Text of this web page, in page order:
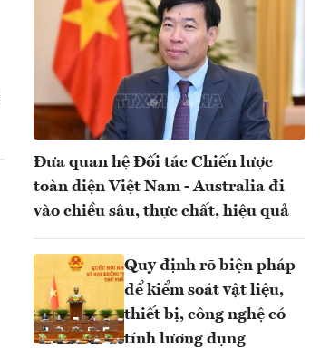
Đưa quan hệ Đối tác Chiến lược
toàn diện Việt Nam - Australia đi
vào chiều sâu, thực chất, hiệu quả
Quy định rõ biện pháp
để kiểm soát vật liệu,
thiết bị, công nghệ có
tính lưỡng dụng